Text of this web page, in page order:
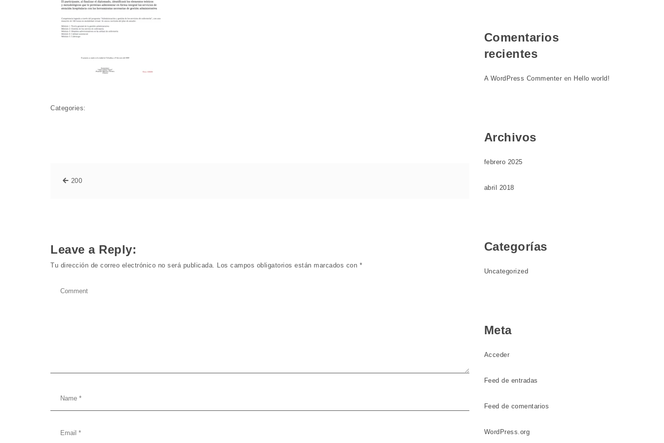
Categories:
200
Leave a Reply:
Tu dirección de correo electrónico no será publicada. Los campos obligatorios están marcados con *
Comentarios
recientes
A WordPress Commenter en Hello world!
Archivos
febrero 2025
abril 2018
Categorías
Uncategorized
Meta
Acceder
Feed de entradas
Feed de comentarios
WordPress.org